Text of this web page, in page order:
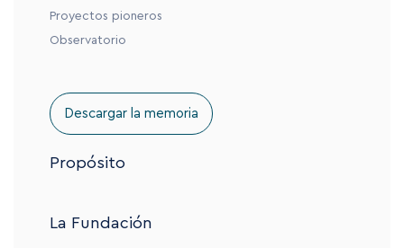
Proyectos pioneros
Observatorio
Descargar la memoria
Propósito
La Fundación